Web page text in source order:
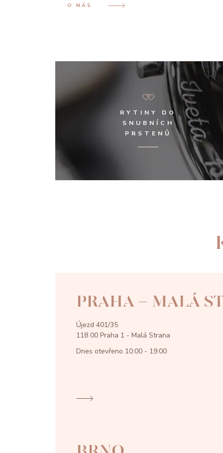
O NÁS
RYTINY DO
SNUBNÍCH
PRSTENŮ
PRAHA - MALÁ
Újezd 401/35
118 00 Praha 1 - Malá Strana
Dnes otevřeno 10:00 - 19:00